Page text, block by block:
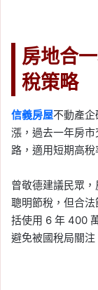
房地合
稅策略
信義房屋不動產
漲，過去一年房
路，適用短期高
曾敬德建議民眾
聰明節稅，但合
括使用 6 年 400
避免被國稅局關注